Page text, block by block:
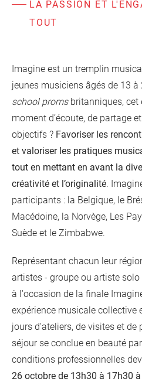
LA PASSION ET
TOUT
Imagine est un tremplin
jeunes musiciens âgés de 13 à
school promsbritanniques, cet
moment d’écoute, de partage
objectifs ? Favoriser les
et valoriser les pratiques
tout en mettant en avant la
créativité et l’originalité.
participants : la Belgique, le
Macédoine, la Norvège, Les
Suède et le Zimbabwe.
Représentant chacun leur
artistes - groupe ou artiste
à l'occasion de la finale
expérience musicale collective
jours d'ateliers, de visites et de
séjour se conclue en beauté
conditions professionnelles
26 octobre de 13h30 à 17h30